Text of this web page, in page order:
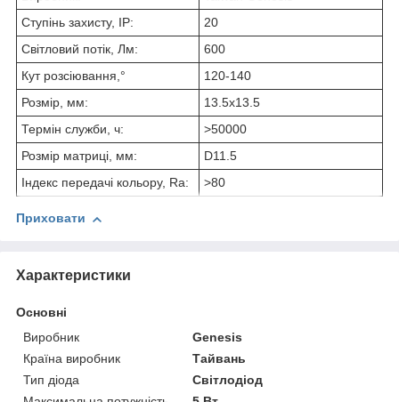
Ступінь захисту, IP:
20
Світловий потік, Лм:
600
Кут розсіювання,°
120-140
Розмір, мм:
13.5х13.5
Термін служби, ч:
>50000
Розмір матриці, мм:
D11.5
Індекс передачі кольору, Ra:
>80
Приховати
Характеристики
Основні
Виробник
Genesis
Країна виробник
Тайвань
Тип діода
Світлодіод